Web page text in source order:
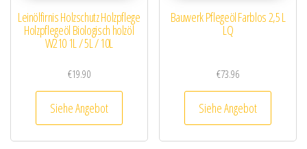
Leinölfirnis Holzschutz Holzpflege
Holzpflegeöl Biologisch holzöl
W210 1L / 5L / 10L
€19.90
Siehe Angebot
Bauwerk Pflegeöl Farblos 2,5 L
LQ
€73.96
Siehe Angebot